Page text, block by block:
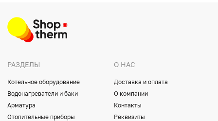
РАЗДЕЛЫ
Котельное оборудование
Водонагреватели и баки
Арматура
Отопительные приборы
О НАС
Доставка и оплата
О компании
Контакты
Реквизиты